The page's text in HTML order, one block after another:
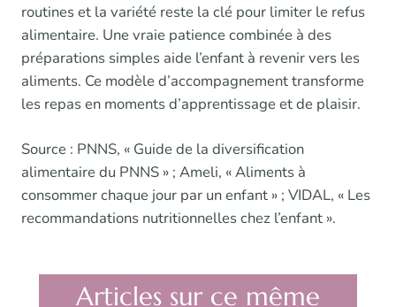
routines et la variété reste la clé pour limiter le refus
alimentaire. Une vraie patience combinée à des
préparations simples aide l’enfant à revenir vers les
aliments. Ce modèle d’accompagnement transforme
les repas en moments d’apprentissage et de plaisir.
Source : PNNS, « Guide de la diversification
alimentaire du PNNS » ; Ameli, « Aliments à
consommer chaque jour par un enfant » ; VIDAL, « Les
recommandations nutritionnelles chez l’enfant ».
Articles sur ce même